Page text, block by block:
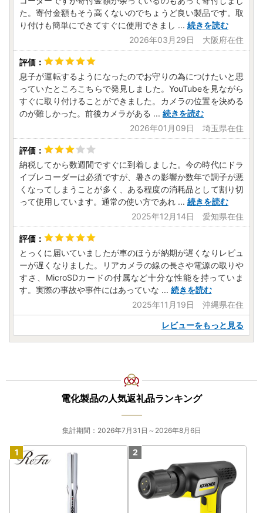
た。寄付金額もそう高くないのでちょうど良い製品です。取
り付けも簡単にできてすぐに使用できまし ... 続きを読む
2026年03月29日 大阪府在住
息子が運転するようになったのでお守りの為につけたいと思
っていたところこちらで発見しました。YouTubeを見ながら
すぐに取り付けることができました。カメラの位置を決める
のが難しかった。前後カメラがある ... 続きを読む
2026年01月09日 埼玉県在住
納税してから数週間ですぐに到着しました。今の時代にドラ
イブレコーダーは必須ですが、暑さの影響か数年で調子が悪
くなってしまうことが多く、ある程度の消耗品として割り切
って使用しています。通常の使い方であれ ... 続きを読む
2025年12月14日 愛知県在住
とっくに届いていましたが車のほうが納期が遅くなりレビュ
ーが遅くなりました。リアカメラの線の長さや電源の取りや
すさ、MicroSDカードの付属など十分な性能を持っていま
す。実際の事故や事件にはあっていな ... 続きを読む
2025年11月19日 沖縄県在住
レビューをもっと見る
電化製品の人気返礼品ランキング
集計期間：2026年7月31日～2026年8月6日